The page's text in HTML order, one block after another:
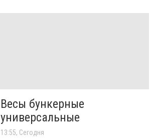
Весы бункерные
универсальные
13:55, Сегодня